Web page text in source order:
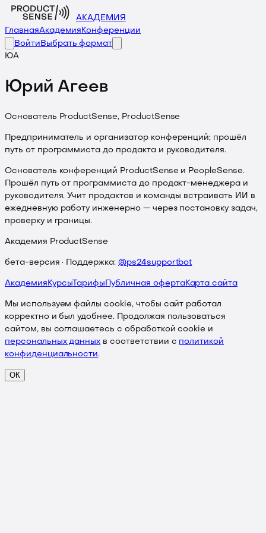
АКАДЕМИЯ
ГлавнаяАкадемия Конференции
Войти Выбрать формат
ЮА
Юрий Агеев
Основатель ProductSense, ProductSense
Предприниматель и организатор конференций; прошёл
путь от программиста до продакта и руководителя.
Основатель конференций ProductSense и PeopleSense.
Прошёл путь от программиста до продакт-менеджера и
руководителя. Учит продактов и команды встраивать ИИ в
ежедневную работу инженерно — через постановку задач,
проверку и границы.
Академия ProductSense
бета-версия · Поддержка: @ps24supportbot
Академия КурсыТарифы Публичная офертаКарта сайта
Мы используем файлы cookie, чтобы сайт работал
корректно и был удобнее. Продолжая пользоваться
сайтом, вы соглашаетесь с обработкой cookie и
персональных данных в соответствии с политикой
конфиденциальности.
ОК